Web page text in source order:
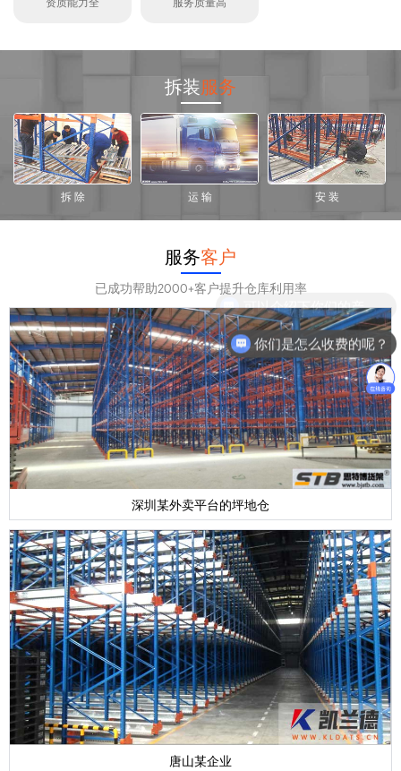
拆装服务
拆 除 运 输 安 装
服务客户
已成功帮助2000+客户提升仓库利用率
深圳某外卖平台的坪地仓
唐山某企业
你们是怎么收费的呢？